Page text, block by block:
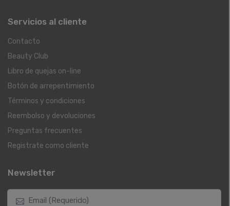
Servicios al cliente
Contacto
Beauty Club
Libro de quejas on-line
Botón de arrepentimiento
Términos y condiciones
Reembolso y devoluciones
Preguntas frecuentes
Registrate como cliente
Newsletter